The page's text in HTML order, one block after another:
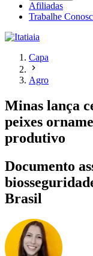
Afiliadas
Trabalhe
Capa
Agro
Minas lança
peixes
produtivo
Documento
Brasil